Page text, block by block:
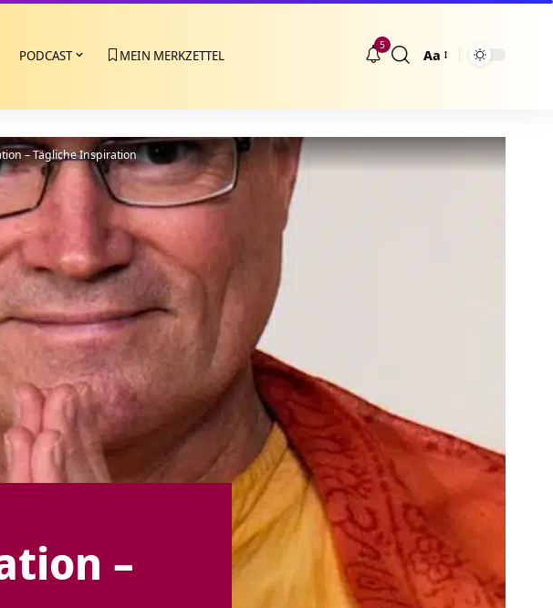
PODCAST MEIN MERKZETTEL
5
Größenänderung
Aa
– Tägliche Inspiration
–